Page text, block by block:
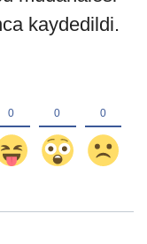
kaydedildi.